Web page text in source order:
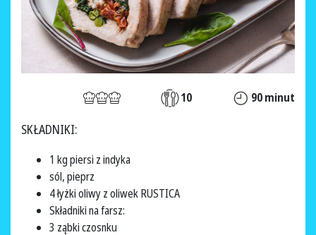
10 90 minut
SKŁADNIKI:
1 kg piersi z indyka
sól, pieprz
4 łyżki oliwy z oliwek RUSTICA
Składniki na farsz:
3 ząbki czosnku